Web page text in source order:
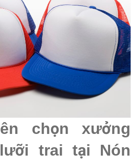
chọn xưởng
trai tại Nón